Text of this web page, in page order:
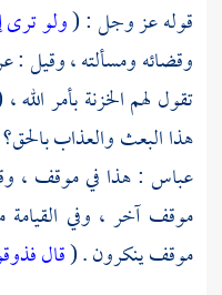
قوله عز وجل : (ولو ترى
وقضائه ومسألته ، وقيل :
تقول لهم الخزنة بأمر الله
هذا البعث والعذاب
عباس : هذا في موقف ،
موقف آخر ، وفي
موقف ينكرون . (قال